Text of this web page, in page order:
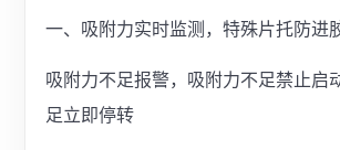
一、吸附力实时监测，特殊片托防进
吸附力不足报警，吸附力不足禁止启
足立即停转